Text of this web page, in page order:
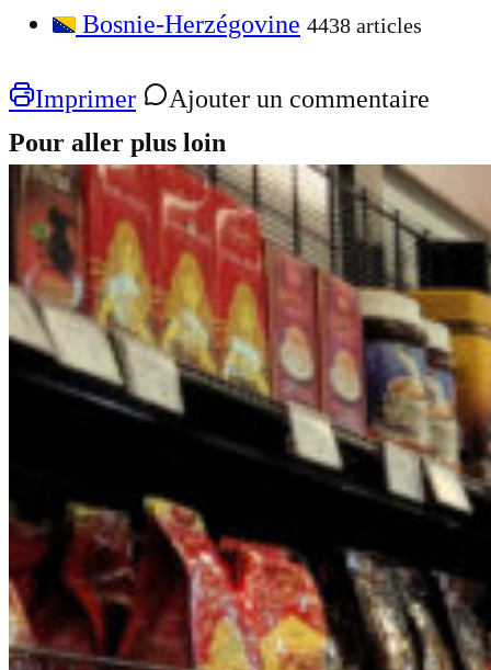
Bosnie-Herzégovine 4438 articles
Imprimer
Ajouter un commentaire
Pour aller plus loin